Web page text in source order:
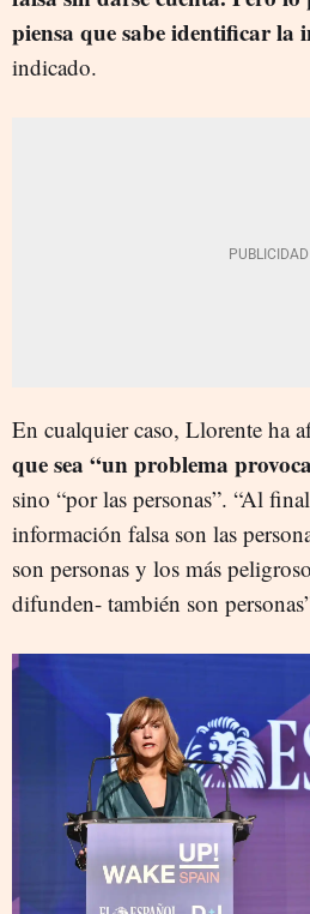
piensa que sabe identificar la
indicado.
En cualquier caso, Llorente ha
que sea “un problema
sino “por las personas”. “Al
información falsa son las
son personas y los más
difunden- también son